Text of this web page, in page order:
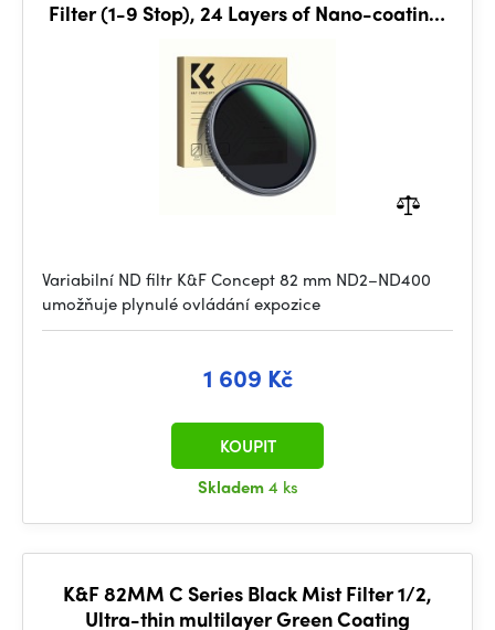
Filter (1-9 Stop), 24 Layers of Nano-coating,
Variabilní ND filtr K&F Concept 82 mm ND2–ND400
umožňuje plynulé ovládání expozice
1 609 Kč
Skladem4 ks
KOUPIT
K&F 82MM C Series Black Mist Filter 1/2,
Ultra-thin multilayer Green Coating